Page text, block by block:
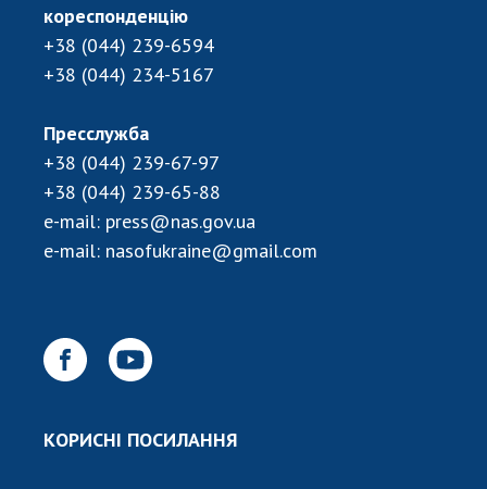
кореспонденцію
+38 (044) 239-6594
+38 (044) 234-5167
Пресслужба
+38 (044) 239-67-97
+38 (044) 239-65-88
e-mail: press@nas.gov.ua
e-mail: nasofukraine@gmail.com
КОРИСНІ ПОСИЛАННЯ